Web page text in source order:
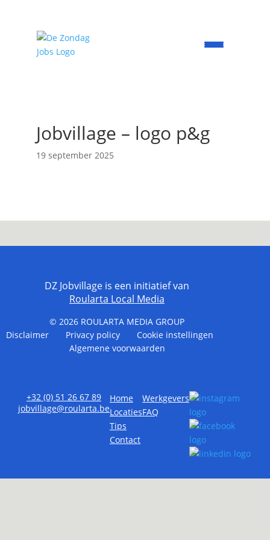
Jobvillage – logo p&g
19 september 2025
DZ Jobvillage is een initiatief van
Roularta Local Media
© 2026 ROULARTA MEDIA GROUP
Disclaimer
Privacy policy
Cookie instellingen
Algemene voorwaarden
+32 (0) 51 26 67 89
jobvillage@roularta.be
Home
Locaties
Tips
Contact
Werkgevers
FAQ